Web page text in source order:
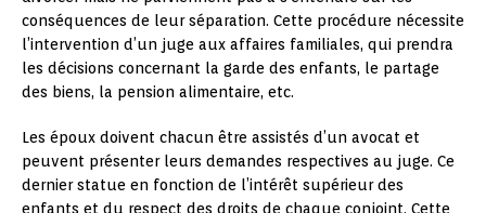
conséquences de leur séparation. Cette procédure nécessite
l’intervention d’un juge aux affaires familiales, qui prendra
les décisions concernant la garde des enfants, le partage
des biens, la pension alimentaire, etc.
Les époux doivent chacun être assistés d’un avocat et
peuvent présenter leurs demandes respectives au juge. Ce
dernier statue en fonction de l’intérêt supérieur des
enfants et du respect des droits de chaque conjoint. Cette